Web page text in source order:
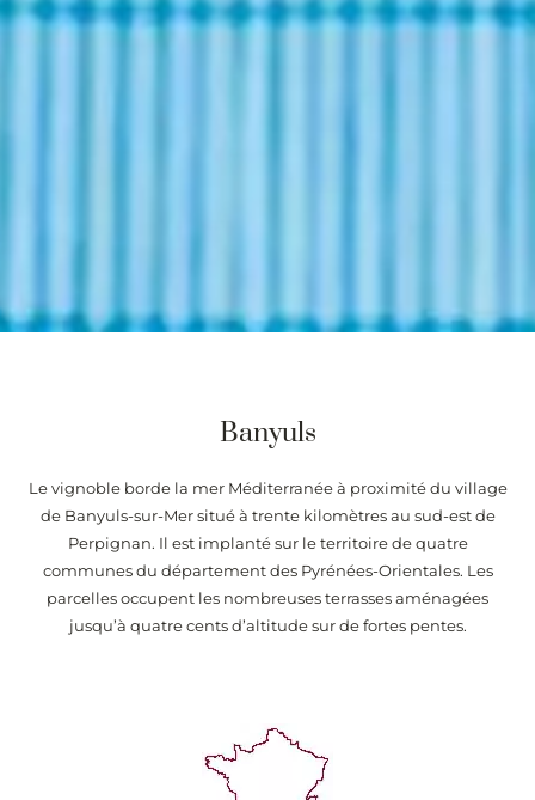
Banyuls
Le vignoble borde la mer Méditerranée à proximité du village
de Banyuls-sur-Mer situé à trente kilomètres au sud-est de
Perpignan. Il est implanté sur le territoire de quatre
communes du département des Pyrénées-Orientales. Les
parcelles occupent les nombreuses terrasses aménagées
jusqu’à quatre cents d’altitude sur de fortes pentes.